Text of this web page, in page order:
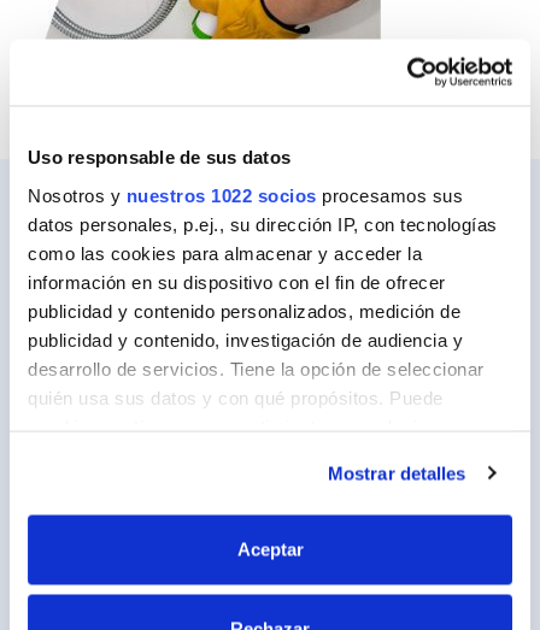
Uso responsable de sus datos
Nosotros y nuestros 1022 socios procesamos sus
datos personales, p.ej., su dirección IP, con tecnologías
como las cookies para almacenar y acceder la
información en su dispositivo con el fin de ofrecer
publicidad y contenido personalizados, medición de
publicidad y contenido, investigación de audiencia y
desarrollo de servicios. Tiene la opción de seleccionar
quién usa sus datos y con qué propósitos. Puede
Si lo permite, también quisiéramos:
Mostrar detalles
Aceptar
Ceys
Sobre Ceys
Manualidades
Bricolaje
Productos